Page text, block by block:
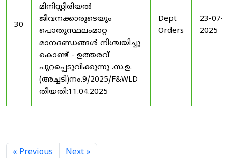
30
മിനിസ്റ്റീരിയൽ
ജീവനക്കാരുടെയും
പൊതുസ്ഥലംമാറ്റ
മാനദണ്ഡങ്ങൾ നിശ്ചയിച്ചു
കൊണ്ട് - ഉത്തരവ്
പുറപ്പെടുവിക്കുന്നു .സ.ഉ.
(അച്ചടി)നം.9/2025/F&WLD
തീയതി:11.04.2025
Dept
Orders
23-07-
2025
« Previous Next »